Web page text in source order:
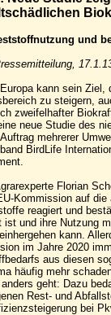
und
kann sein Ziel,
zu steigern,
zweifelhafter
neue Studie des
mehrerer
BirdLife
Florian
Kommission auf
reagiert und
ist und ihre Nutzung
kann.
im Jahre 2020
aus diesen
häufig mehr
geht: Dazu
Rest- und
bei